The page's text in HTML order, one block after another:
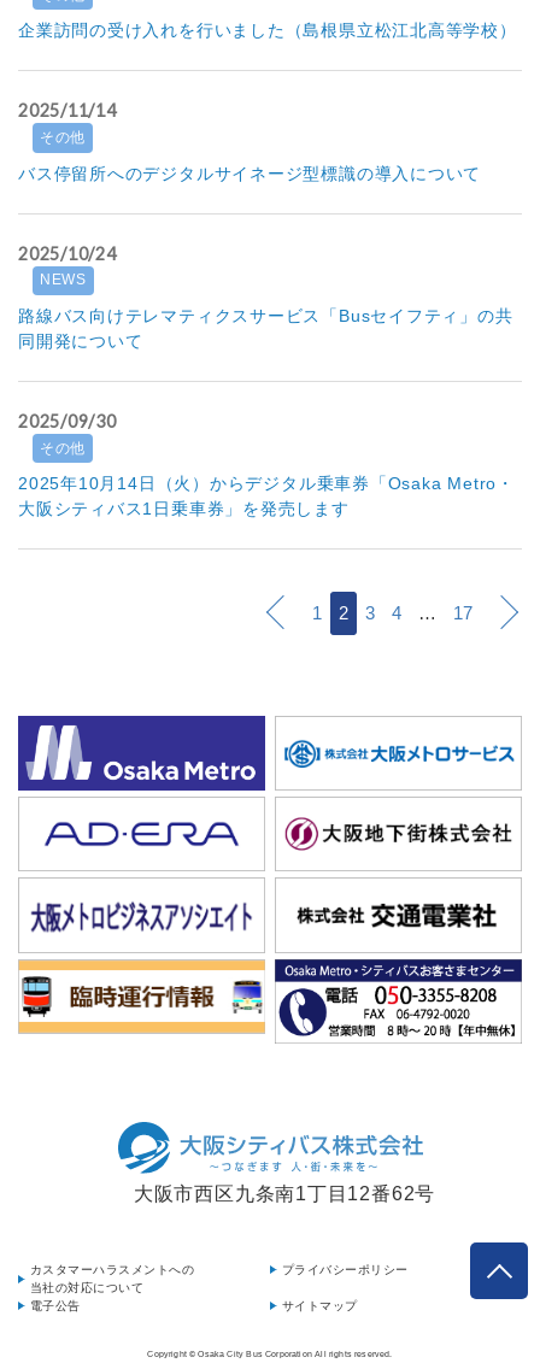
企業訪問の受け入れを行いました（島根県立松江北高等学校）
2025/11/14
その他
バス停留所へのデジタルサイネージ型標識の導入について
2025/10/24
NEWS
路線バス向けテレマティクスサービス「Busセイフティ」の共
同開発について
2025/09/30
その他
2025年10月14日（火）からデジタル乗車券「Osaka Metro・
大阪シティバス1日乗車券」を発売します
1 2 3 4 … 17
大阪市西区九条南1丁目12番62号
カスタマーハラスメントへの
当社の対応について
プライバシーポリシー
電子公告 サイトマップ
Copyright © Osaka City Bus Corporation All rights reserved.